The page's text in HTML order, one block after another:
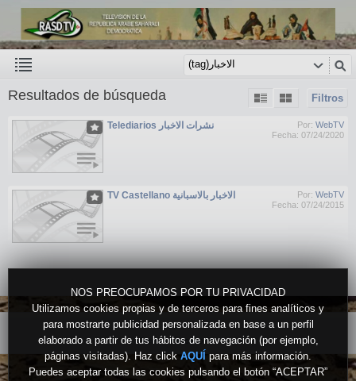
NOS PREOCUPAMOS POR TU PRIVACIDAD
Utilizamos cookies propias y de terceros para fines analíticos y
para mostrarte publicidad personalizada en base a un perfil
elaborado a partir de tus hábitos de navegación (por ejemplo,
páginas visitadas). Haz click AQUÍ para más información.
Puedes aceptar todas las cookies pulsando el botón “ACEPTAR”
Filtros
Resultados de búsqueda
Por: WebTV
Fecha: 07/24/2020
Telediarios نشرات الاخبار
Por: WebTV
Fecha: 07/24/2015
TV Castellano الاخبار بالاسبانية
Versión escritorio